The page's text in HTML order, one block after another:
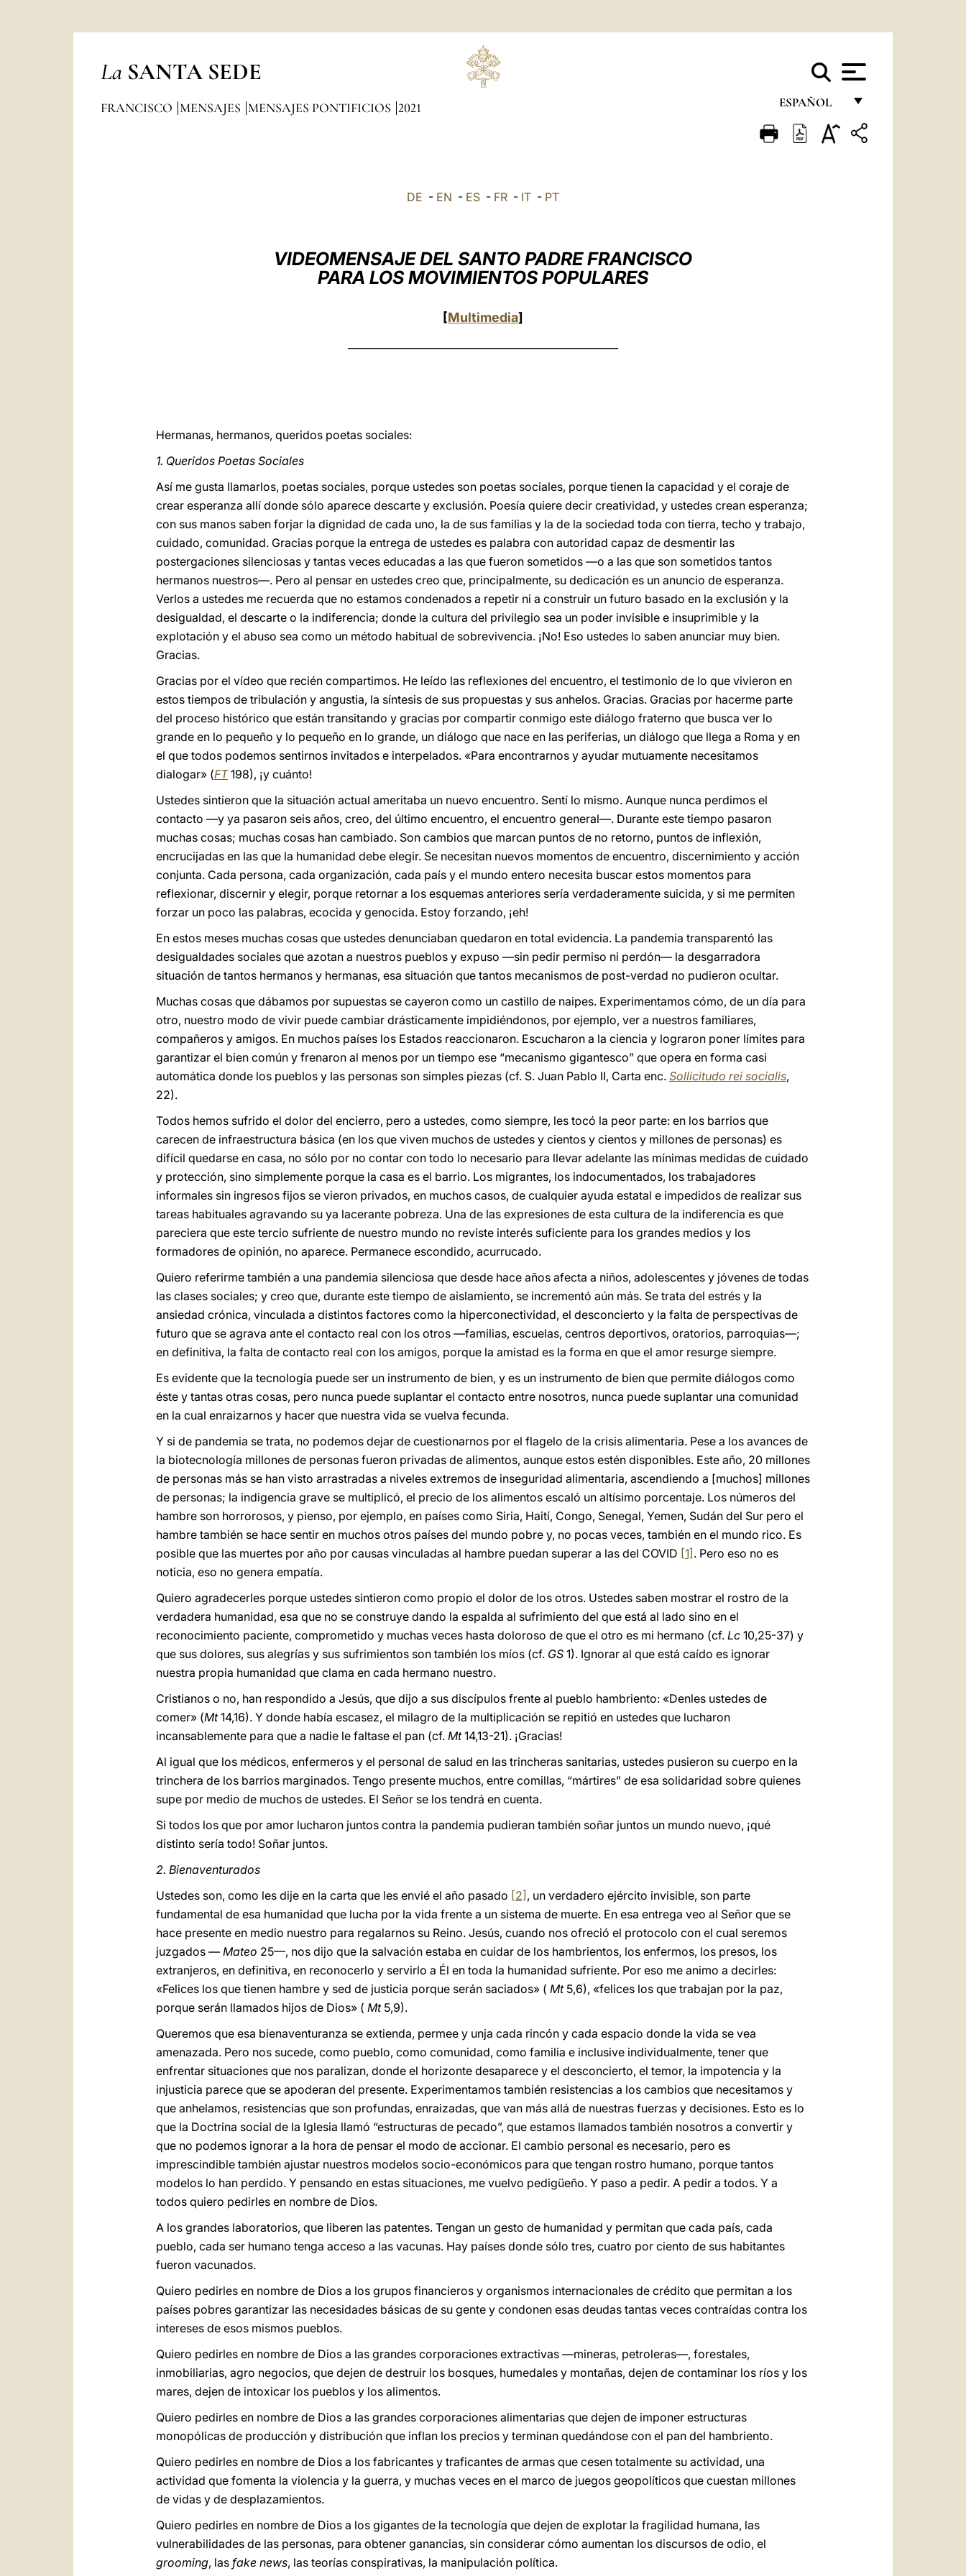
La SANTA SEDE
ESPAÑOL
FRANÇAIS
FRANCISCO MENSAJES MENSAJES PONTIFICIOS 2021
DE - EN - ES - FR - IT - PT
VIDEOMENSAJE DEL SANTO PADRE FRANCISCO
PARA LOS MOVIMIENTOS POPULARES
[Multimedia]
Hermanas, hermanos, queridos poetas sociales:
1. Queridos Poetas Sociales
Así me gusta llamarlos, poetas sociales, porque ustedes son poetas sociales, porque tienen la capacidad y el coraje de
crear esperanza allí donde sólo aparece descarte y exclusión. Poesía quiere decir creatividad, y ustedes crean esperanza;
con sus manos saben forjar la dignidad de cada uno, la de sus familias y la de la sociedad toda con tierra, techo y trabajo,
cuidado, comunidad. Gracias porque la entrega de ustedes es palabra con autoridad capaz de desmentir las
postergaciones silenciosas y tantas veces educadas a las que fueron sometidos —o a las que son sometidos tantos
hermanos nuestros—. Pero al pensar en ustedes creo que, principalmente, su dedicación es un anuncio de esperanza.
Verlos a ustedes me recuerda que no estamos condenados a repetir ni a construir un futuro basado en la exclusión y la
desigualdad, el descarte o la indiferencia; donde la cultura del privilegio sea un poder invisible e insuprimible y la
explotación y el abuso sea como un método habitual de sobrevivencia. ¡No! Eso ustedes lo saben anunciar muy bien.
Gracias.
Gracias por el vídeo que recién compartimos. He leído las reflexiones del encuentro, el testimonio de lo que vivieron en
estos tiempos de tribulación y angustia, la síntesis de sus propuestas y sus anhelos. Gracias. Gracias por hacerme parte
del proceso histórico que están transitando y gracias por compartir conmigo este diálogo fraterno que busca ver lo
grande en lo pequeño y lo pequeño en lo grande, un diálogo que nace en las periferias, un diálogo que llega a Roma y en
el que todos podemos sentirnos invitados e interpelados. «Para encontrarnos y ayudar mutuamente necesitamos
dialogar» (FT198), ¡y cuánto!
Ustedes sintieron que la situación actual ameritaba un nuevo encuentro. Sentí lo mismo. Aunque nunca perdimos el
contacto —y ya pasaron seis años, creo, del último encuentro, el encuentro general—. Durante este tiempo pasaron
muchas cosas; muchas cosas han cambiado. Son cambios que marcan puntos de no retorno, puntos de inflexión,
encrucijadas en las que la humanidad debe elegir. Se necesitan nuevos momentos de encuentro, discernimiento y acción
conjunta. Cada persona, cada organización, cada país y el mundo entero necesita buscar estos momentos para
reflexionar, discernir y elegir, porque retornar a los esquemas anteriores sería verdaderamente suicida, y si me permiten
forzar un poco las palabras, ecocida y genocida. Estoy forzando, ¡eh!
En estos meses muchas cosas que ustedes denunciaban quedaron en total evidencia. La pandemia transparentó las
desigualdades sociales que azotan a nuestros pueblos y expuso —sin pedir permiso ni perdón— la desgarradora
situación de tantos hermanos y hermanas, esa situación que tantos mecanismos de post-verdad no pudieron ocultar.
Muchas cosas que dábamos por supuestas se cayeron como un castillo de naipes. Experimentamos cómo, de un día para
otro, nuestro modo de vivir puede cambiar drásticamente impidiéndonos, por ejemplo, ver a nuestros familiares,
compañeros y amigos. En muchos países los Estados reaccionaron. Escucharon a la ciencia y lograron poner límites para
garantizar el bien común y frenaron al menos por un tiempo ese “mecanismo gigantesco” que opera en forma casi
automática donde los pueblos y las personas son simples piezas (cf. S. Juan Pablo II, Carta enc. Sollicitudo rei socialis,
22).
Todos hemos sufrido el dolor del encierro, pero a ustedes, como siempre, les tocó la peor parte: en los barrios que
carecen de infraestructura básica (en los que viven muchos de ustedes y cientos y cientos y millones de personas) es
difícil quedarse en casa, no sólo por no contar con todo lo necesario para llevar adelante las mínimas medidas de cuidado
y protección, sino simplemente porque la casa es el barrio. Los migrantes, los indocumentados, los trabajadores
informales sin ingresos fijos se vieron privados, en muchos casos, de cualquier ayuda estatal e impedidos de realizar sus
tareas habituales agravando su ya lacerante pobreza. Una de las expresiones de esta cultura de la indiferencia es que
pareciera que este tercio sufriente de nuestro mundo no reviste interés suficiente para los grandes medios y los
formadores de opinión, no aparece. Permanece escondido, acurrucado.
Quiero referirme también a una pandemia silenciosa que desde hace años afecta a niños, adolescentes y jóvenes de todas
las clases sociales; y creo que, durante este tiempo de aislamiento, se incrementó aún más. Se trata del estrés y la
ansiedad crónica, vinculada a distintos factores como la hiperconectividad, el desconcierto y la falta de perspectivas de
futuro que se agrava ante el contacto real con los otros —familias, escuelas, centros deportivos, oratorios, parroquias—;
en definitiva, la falta de contacto real con los amigos, porque la amistad es la forma en que el amor resurge siempre.
Es evidente que la tecnología puede ser un instrumento de bien, y es un instrumento de bien que permite diálogos como
éste y tantas otras cosas, pero nunca puede suplantar el contacto entre nosotros, nunca puede suplantar una comunidad
en la cual enraizarnos y hacer que nuestra vida se vuelva fecunda.
Y si de pandemia se trata, no podemos dejar de cuestionarnos por el flagelo de la crisis alimentaria. Pese a los avances de
la biotecnología millones de personas fueron privadas de alimentos, aunque estos estén disponibles. Este año, 20 millones
de personas más se han visto arrastradas a niveles extremos de inseguridad alimentaria, ascendiendo a [muchos] millones
de personas; la indigencia grave se multiplicó, el precio de los alimentos escaló un altísimo porcentaje. Los números del
hambre son horrorosos, y pienso, por ejemplo, en países como Siria, Haití, Congo, Senegal, Yemen, Sudán del Sur pero el
hambre también se hace sentir en muchos otros países del mundo pobre y, no pocas veces, también en el mundo rico. Es
posible que las muertes por año por causas vinculadas al hambre puedan superar a las del COVID [1] . Pero eso no es
noticia, eso no genera empatía.
Quiero agradecerles porque ustedes sintieron como propio el dolor de los otros. Ustedes saben mostrar el rostro de la
verdadera humanidad, esa que no se construye dando la espalda al sufrimiento del que está al lado sino en el
reconocimiento paciente, comprometido y muchas veces hasta doloroso de que el otro es mi hermano (cf. Lc 10,25-37) y
que sus dolores, sus alegrías y sus sufrimientos son también los míos (cf. GS 1). Ignorar al que está caído es ignorar
nuestra propia humanidad que clama en cada hermano nuestro.
Cristianos o no, han respondido a Jesús, que dijo a sus discípulos frente al pueblo hambriento: «Denles ustedes de
comer» (Mt14,16). Y donde había escasez, el milagro de la multiplicación se repitió en ustedes que lucharon
incansablemente para que a nadie le faltase el pan (cf. Mt14,13-21). ¡Gracias!
Al igual que los médicos, enfermeros y el personal de salud en las trincheras sanitarias, ustedes pusieron su cuerpo en la
trinchera de los barrios marginados. Tengo presente muchos, entre comillas, “mártires” de esa solidaridad sobre quienes
supe por medio de muchos de ustedes. El Señor se los tendrá en cuenta.
Si todos los que por amor lucharon juntos contra la pandemia pudieran también soñar juntos un mundo nuevo, ¡qué
distinto sería todo! Soñar juntos.
2. Bienaventurados
Ustedes son, como les dije en la carta que les envié el año pasado [2] , un verdadero ejército invisible, son parte
fundamental de esa humanidad que lucha por la vida frente a un sistema de muerte. En esa entrega veo al Señor que se
hace presente en medio nuestro para regalarnos su Reino. Jesús, cuando nos ofreció el protocolo con el cual seremos
juzgados — Mateo 25—, nos dijo que la salvación estaba en cuidar de los hambrientos, los enfermos, los presos, los
extranjeros, en definitiva, en reconocerlo y servirlo a Él en toda la humanidad sufriente. Por eso me animo a decirles:
«Felices los que tienen hambre y sed de justicia porque serán saciados» ( Mt 5,6), «felices los que trabajan por la paz,
porque serán llamados hijos de Dios» ( Mt5,9).
Queremos que esa bienaventuranza se extienda, permee y unja cada rincón y cada espacio donde la vida se vea
amenazada. Pero nos sucede, como pueblo, como comunidad, como familia e inclusive individualmente, tener que
enfrentar situaciones que nos paralizan, donde el horizonte desaparece y el desconcierto, el temor, la impotencia y la
injusticia parece que se apoderan del presente. Experimentamos también resistencias a los cambios que necesitamos y
que anhelamos, resistencias que son profundas, enraizadas, que van más allá de nuestras fuerzas y decisiones. Esto es lo
que la Doctrina social de la Iglesia llamó “estructuras de pecado”, que estamos llamados también nosotros a convertir y
que no podemos ignorar a la hora de pensar el modo de accionar. El cambio personal es necesario, pero es
imprescindible también ajustar nuestros modelos socio-económicos para que tengan rostro humano, porque tantos
modelos lo han perdido. Y pensando en estas situaciones, me vuelvo pedigüeño. Y paso a pedir. A pedir a todos. Y a
todos quiero pedirles en nombre de Dios.
A los grandes laboratorios, que liberen las patentes. Tengan un gesto de humanidad y permitan que cada país, cada
pueblo, cada ser humano tenga acceso a las vacunas. Hay países donde sólo tres, cuatro por ciento de sus habitantes
fueron vacunados.
Quiero pedirles en nombre de Dios a los grupos financieros y organismos internacionales de crédito que permitan a los
países pobres garantizar las necesidades básicas de su gente y condonen esas deudas tantas veces contraídas contra los
intereses de esos mismos pueblos.
Quiero pedirles en nombre de Dios a las grandes corporaciones extractivas —mineras, petroleras—, forestales,
inmobiliarias, agro negocios, que dejen de destruir los bosques, humedales y montañas, dejen de contaminar los ríos y los
mares, dejen de intoxicar los pueblos y los alimentos.
Quiero pedirles en nombre de Dios a las grandes corporaciones alimentarias que dejen de imponer estructuras
monopólicas de producción y distribución que inflan los precios y terminan quedándose con el pan del hambriento.
Quiero pedirles en nombre de Dios a los fabricantes y traficantes de armas que cesen totalmente su actividad, una
actividad que fomenta la violencia y la guerra, y muchas veces en el marco de juegos geopolíticos que cuestan millones
de vidas y de desplazamientos.
Quiero pedirles en nombre de Dios a los gigantes de la tecnología que dejen de explotar la fragilidad humana, las
vulnerabilidades de las personas, para obtener ganancias, sin considerar cómo aumentan los discursos de odio, el
grooming, las fake news, las teorías conspirativas, la manipulación política.